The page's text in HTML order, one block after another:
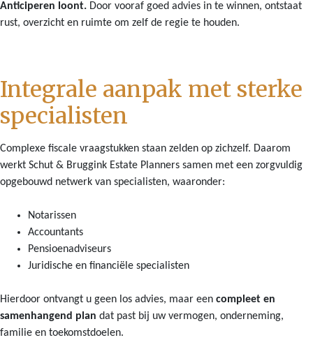
Anticiperen loont. Door vooraf goed advies in te winnen, ontstaat
rust, overzicht en ruimte om zelf de regie te houden.
Integrale aanpak met sterke
specialisten
Complexe fiscale vraagstukken staan zelden op zichzelf. Daarom
werkt Schut & Bruggink Estate Planners samen met een zorgvuldig
opgebouwd netwerk van specialisten, waaronder:
Notarissen
Accountants
Pensioenadviseurs
Juridische en financiële specialisten
Hierdoor ontvangt u geen los advies, maar een compleet en
samenhangend plan dat past bij uw vermogen, onderneming,
familie en toekomstdoelen.